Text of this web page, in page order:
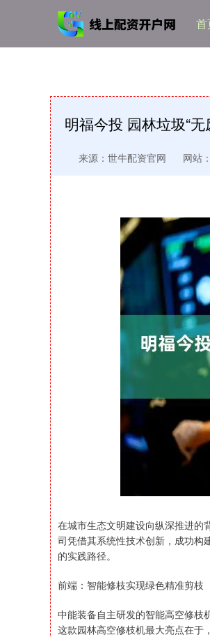
首
明福今投 园林垃圾“
来源：世牛配资官网 网站
在城市生态文明建设向纵深推进的
司凭借其系统性技术创新，成功构
的实践路径。
前端：智能修枝实现绿色精准剪枝
中能装备自主研发的智能高空修枝
这款园林高空修枝机最大亮点在于
深证成指